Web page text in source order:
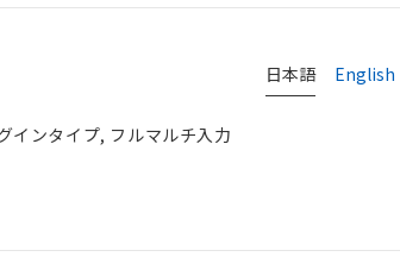
日本語 English
ンタイプ, フルマルチ入力